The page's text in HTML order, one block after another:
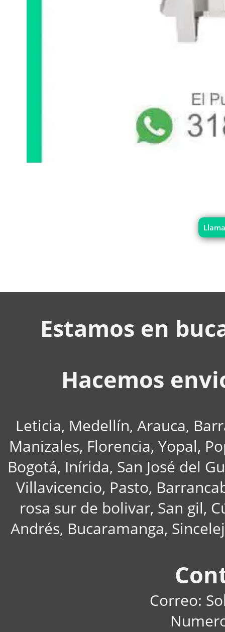
Estamos en
Hacemos
Leticia, Medellín, Arauca,
Manizales, Florencia, Yopal,
Bogotá, Inírida, San José del
Villavicencio, Pasto,
rosa sur de bolivar, San gil,
Andrés, Bucaramanga,
Correo: